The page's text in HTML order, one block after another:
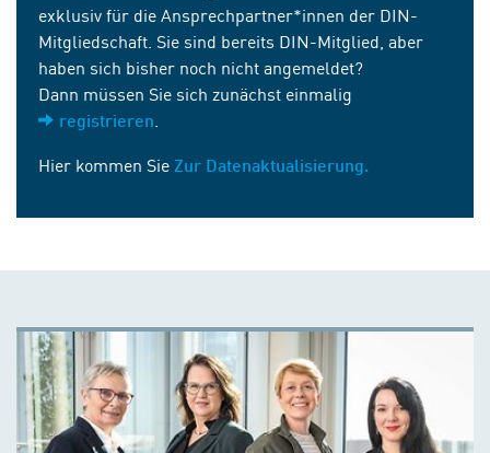
exklusiv für die Ansprechpartner*innen der DIN-
Mitgliedschaft. Sie sind bereits DIN-Mitglied, aber
haben sich bisher noch nicht angemeldet?
Dann müssen Sie sich zunächst einmalig
registrieren
Hier kommen Sie Zur Datenaktualisierung.